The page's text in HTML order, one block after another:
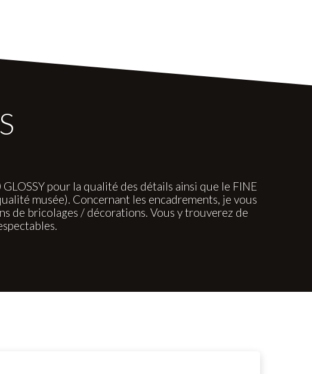
pour la qualité des détails ainsi que le FINE
musée). Concernant les encadrements, je vous
de bricolages / décorations. Vous y trouverez de